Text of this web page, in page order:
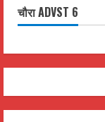
चौरा ADVST 6